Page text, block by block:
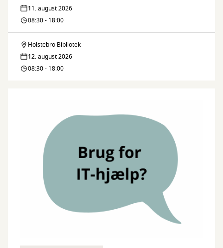
–
bliv
venner
med
11. august 2026
08:30 - 18:00
Legedalen
–
naturen
Holstebro Bibliotek
12. august 2026
08:30 - 18:00